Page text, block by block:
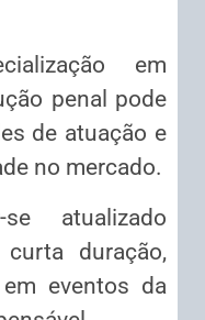
em
penal pode
de atuação e
no mercado.
atualizado
duração,
eventos da